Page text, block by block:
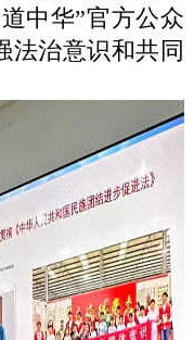
中华”官方公众
法治意识和共同